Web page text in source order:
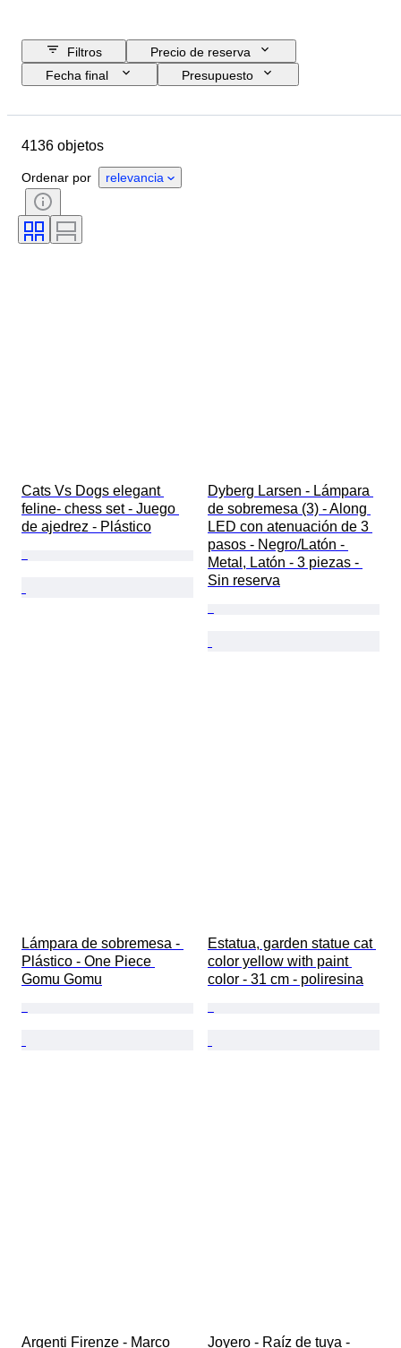
Filtros
Precio de reserva
Fecha final
Presupuesto
País de origen
Estado
Certificado
Estilo
Firma
Movimiento del reloj
4136 objetos
Ordenar por relevancia
Cats Vs Dogs elegant
feline- chess set - Juego
de ajedrez - Plástico
Dyberg Larsen - Lámpara
de sobremesa (3) - Along
LED con atenuación de 3
pasos - Negro/Latón -
Metal, Latón - 3 piezas -
Sin reserva
Lámpara de sobremesa -
Plástico - One Piece
Gomu Gomu
Estatua, garden statue cat
color yellow with paint
color - 31 cm - poliresina
Argenti Firenze - Marco Joyero - Raíz de tuya -